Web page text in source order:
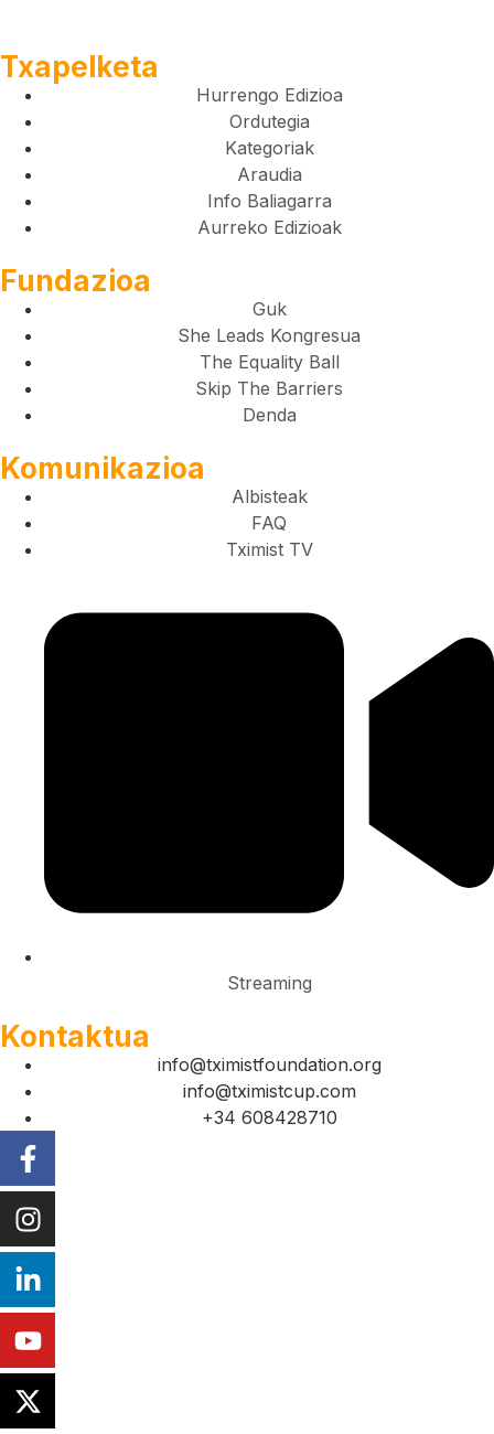
Txapelketa
Hurrengo Edizioa
Ordutegia
Kategoriak
Araudia
Info Baliagarra
Aurreko Edizioak
Fundazioa
Guk
She Leads Kongresua
The Equality Ball
Skip The Barriers
Denda
Komunikazioa
Albisteak
FAQ
Tximist TV
Streaming
Kontaktua
info@tximistfoundation.org
info@tximistcup.com
+34 608428710